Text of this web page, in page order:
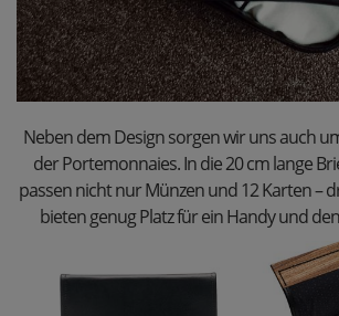
Neben dem Design sorgen wir uns auch
der Portemonnaies. In die 20 cm lange
passen nicht nur Münzen und 12 Karten –
bieten genug Platz für ein Handy und